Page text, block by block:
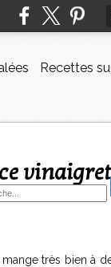
Recettes
très bien à